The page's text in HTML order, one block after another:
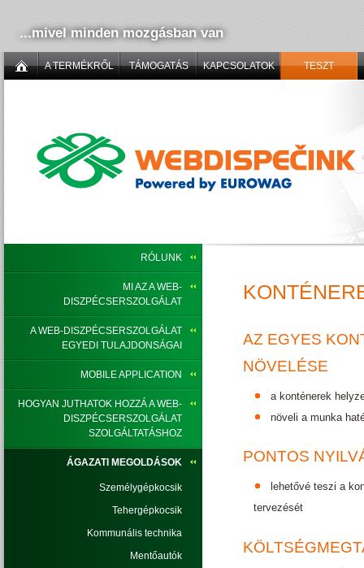
...mivel minden mozgásban van
A TERMÉKRŐL TÁMOGATÁS KAPCSOLATOK TESZT
RÓLUNK
MI AZ A WEB-
DISZPÉCSERSZOLGÁLAT
A WEB-DISZPÉCSERSZOLGÁLAT
EGYEDI TULAJDONSÁGAI
MOBILE APPLICATION
HOGYAN JUTHATOK HOZZÁ A WEB-
DISZPÉCSERSZOLGÁLAT
SZOLGÁLTATÁSHOZ
ÁGAZATI MEGOLDÁSOK
Személygépkocsik
Tehergépkocsik
Kommunális technika
Mentőautók
AZ EGYES
NÖVELÉSE
a konténerek
növeli a munka
PONTOS
lehetővé teszi a
tervezését